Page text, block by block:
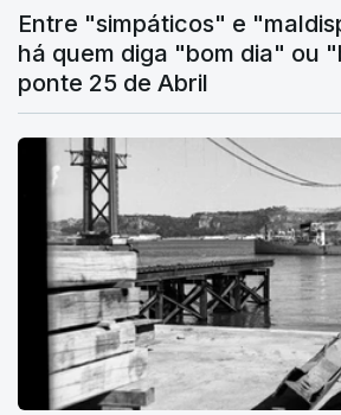
Entre "simpáticos" e
há quem diga "bom dia" ou
ponte 25 de Abril